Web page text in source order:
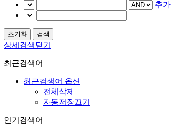
추가
상세검색닫기
최근검색어
최근검색어 옵션
전체삭제
자동저장끄기
인기검색어